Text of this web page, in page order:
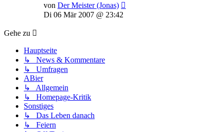
von Der Meister (Jonas)
Di 06 Mär 2007 @ 23:42
Gehe zu
Hauptseite
↳ News & Kommentare
↳ Umfragen
ABier
↳ Allgemein
↳ Homepage-Kritik
Sonstiges
↳ Das Leben danach
↳ Feiern